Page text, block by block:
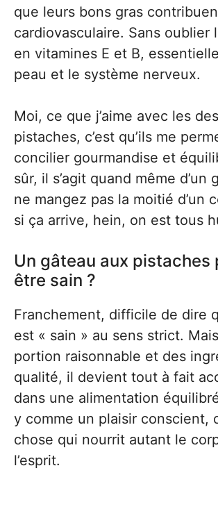
que leurs bons gras
cardiovasculaire. Sans oublier
en vitamines E et B,
peau et le système nerveux.
Moi, ce que j’aime avec les
pistaches, c’est qu’ils me
concilier gourmandise et
sûr, il s’agit quand même d’un
ne mangez pas la moitié d’un
si ça arrive, hein, on est tous
Un gâteau aux pistaches
être sain ?
Franchement, difficile de dire
est « sain » au sens strict.
portion raisonnable et des
qualité, il devient tout à fait
dans une alimentation
y comme un plaisir conscient,
chose qui nourrit autant le
l’esprit.